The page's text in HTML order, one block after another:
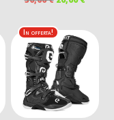
ERA:
50,00 €.
È:
20,00
In offerta!